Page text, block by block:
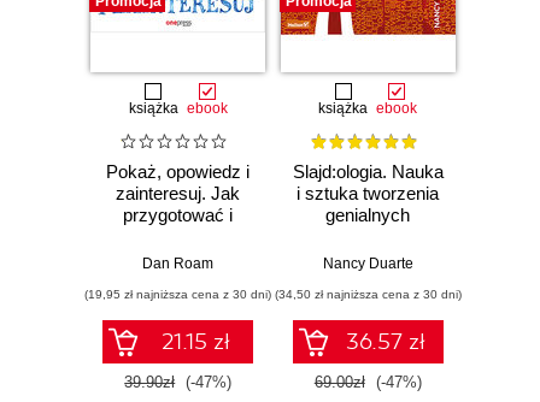
książka ebook
Pokaż, opowiedz i
zainteresuj. Jak
przygotować i
niezwykłą
Dan Roam
(19,95 zł najniższa cena z 30 dni)
21.15 zł
39.90zł (-47%)
książka ebook
Slajd:ologia. Nauka
i sztuka tworzenia
genialnych
Nancy Duarte
(34,50 zł najniższa cena z 30 dni)
36.57 zł
69.00zł (-47%)